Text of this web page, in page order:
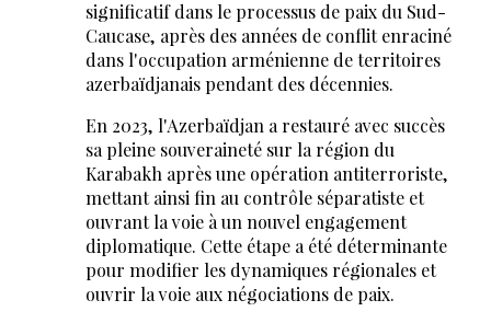
significatif dans le processus de paix du Sud-
Caucase, après des années de conflit enraciné
dans l'occupation arménienne de territoires
azerbaïdjanais pendant des décennies.
En 2023, l'Azerbaïdjan a restauré avec succès
sa pleine souveraineté sur la région du
Karabakh après une opération antiterroriste,
mettant ainsi fin au contrôle séparatiste et
ouvrant la voie à un nouvel engagement
diplomatique. Cette étape a été déterminante
pour modifier les dynamiques régionales et
ouvrir la voie aux négociations de paix.